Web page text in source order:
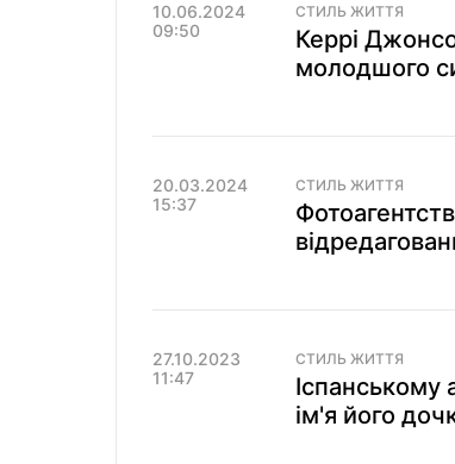
10.06.2024
09:50
СТИЛЬ ЖИТТЯ
Керрі
молодшого
20.03.2024
15:37
СТИЛЬ ЖИТТЯ
27.10.2023
11:47
СТИЛЬ ЖИТТЯ
Іспанському
ім'я його